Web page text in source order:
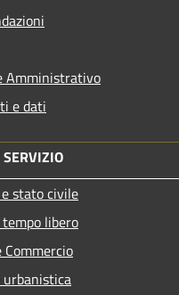
Amministrativo
e dati
SERVIZIO
stato civile
libero
Commercio
urbanistica